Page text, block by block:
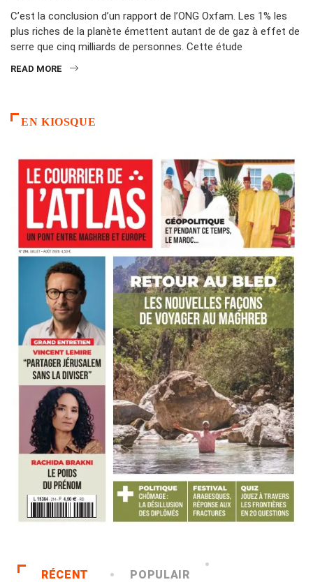
C’est la conclusion d’un rapport de l’ONG Oxfam. Les 1% les
plus riches de la planète émettent autant de de gaz à effet de
serre que cinq milliards de personnes. Cette étude
READ MORE
EN KIOSQUE
RÉCENT POPULAIR